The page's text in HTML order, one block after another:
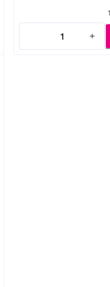
1
Quantity: 1